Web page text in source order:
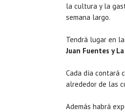
la cultura y la
semana largo.
Tendrá lugar en la
Juan Fuentes y
Cada día contará
alrededor de las
Además habrá